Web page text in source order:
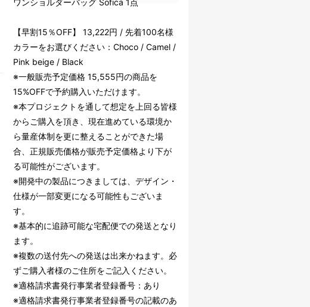
ワンショルダーバッグ Sofica 1点
【早割15％OFF】 13,222円 / 先着100名様
カラーをお選びください：Choco / Camel /
Pink beige / Black
※一般販売予定価格 15,555円の商品を
15%OFFで予約購入いただけます。
※本プロジェクトを通して想定を上回る皆様
からご購入を頂き、現在進めている環境か
ら量産体制を更に整えることができた場
合、正規販売価格が販売予定価格より下が
る可能性がございます。
※開発中の製品につきましては、デザイン・
仕様が一部変更になる可能性もございま
す。
※基本的に追跡可能な宅配便での発送となり
ます。
※複数の送付先への発送は出来かねます。必
ずご購入者様のご住所をご記入ください。
※適格請求書発行事業者登録番号：あり
※適格請求書発行事業者登録番号の記載のあ